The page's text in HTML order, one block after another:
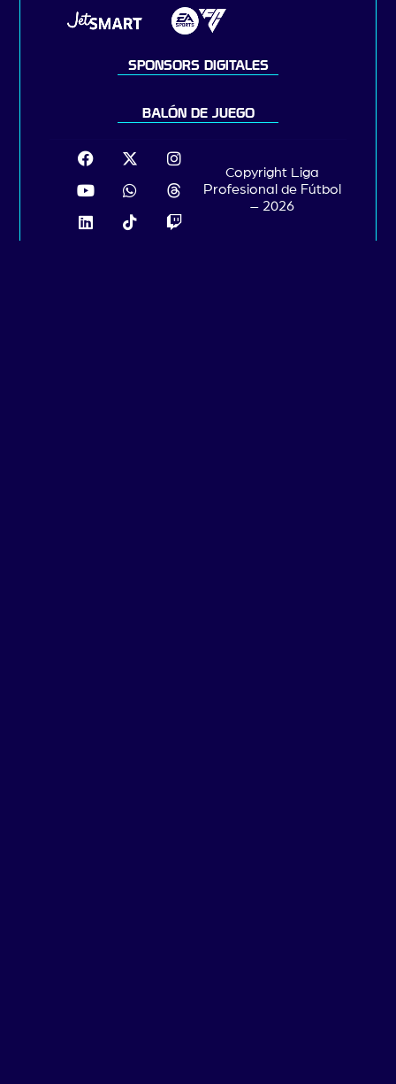
SPONSORS DIGITALES
BALÓN DE JUEGO
Copyright Liga
Profesional de Fútbol
– 2026